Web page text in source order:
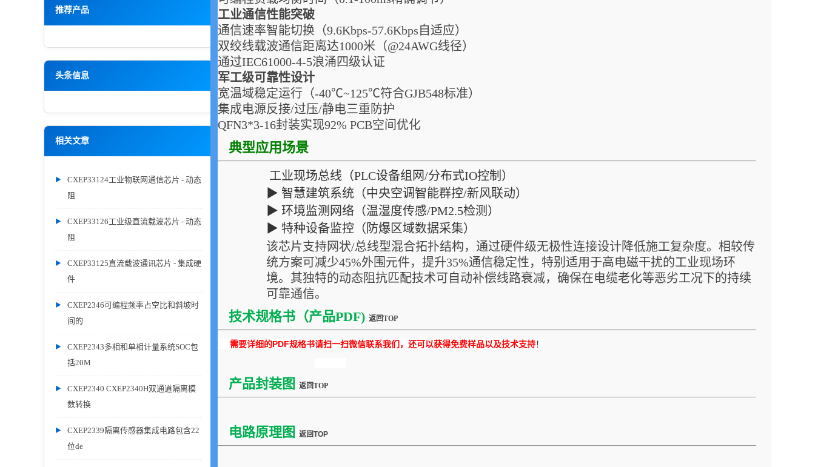
推荐产品
头条信息
相关文章
CXEP33124工业物联网通信芯片 - 动态
阻
CXEP33126工业级直流载波芯片 - 动态
阻
CXEP33125直流载波通讯芯片 - 集成硬
件
CXEP2346可编程频率占空比和斜坡时
间的
CXEP2343多相和单相计量系统SOC包
括20M
CXEP2340 CXEP2340H双通道隔离模
数转换
CXEP2339隔离传感器集成电路包含22
位de
工业通信性能突破
通信速率智能切换（9.6Kbps-57.6Kbps自适应）
双绞线载波通信距离达1000米（@24AWG线径）
通过IEC61000-4-5浪涌四级认证
军工级可靠性设计
宽温域稳定运行（-40℃~125℃符合GJB548标准）
集成电源反接/过压/静电三重防护
QFN3*3-16封装实现92% PCB空间优化
典型应用场景
工业现场总线（PLC设备组网/分布式IO控制）
▶ 智慧建筑系统（中央空调智能群控/新风联动）
▶ 环境监测网络（温湿度传感/PM2.5检测）
▶ 特种设备监控（防爆区域数据采集）
该芯片支持网状/总线型混合拓扑结构，通过硬件级无极性连接设计降低施工复杂度。相较传
统方案可减少45%外围元件，提升35%通信稳定性，特别适用于高电磁干扰的工业现场环
境。其独特的动态阻抗匹配技术可自动补偿线路衰减，确保在电缆老化等恶劣工况下的持续
可靠通信。
技术规格书（产品PDF) 返回TOP
需要详细的PDF规格书请扫一扫微信联系我们，还可以获得免费样品以及技术支持！
产品封装图 返回TOP
电路原理图 返回TOP